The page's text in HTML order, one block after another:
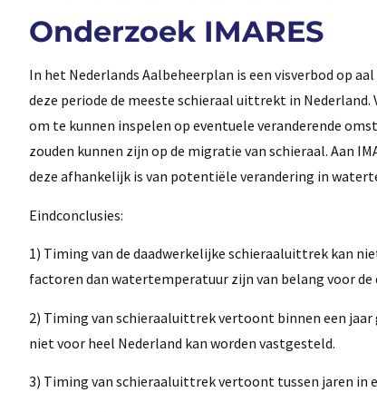
Onderzoek IMARES
In het Nederlands Aalbeheerplan is een visverbod op
deze periode de meeste schieraal uittrekt in
om te kunnen inspelen op eventuele veranderende
zouden kunnen zijn op de migratie van schieraal. Aan
deze afhankelijk is van potentiële verandering in
Eindconclusies:
1) Timing van de daadwerkelijke schieraaluittrek kan
factoren dan watertemperatuur zijn van belang voor
2) Timing van schieraaluittrek vertoont binnen een
niet voor heel Nederland kan worden vastgesteld.
3) Timing van schieraaluittrek vertoont tussen jaren in